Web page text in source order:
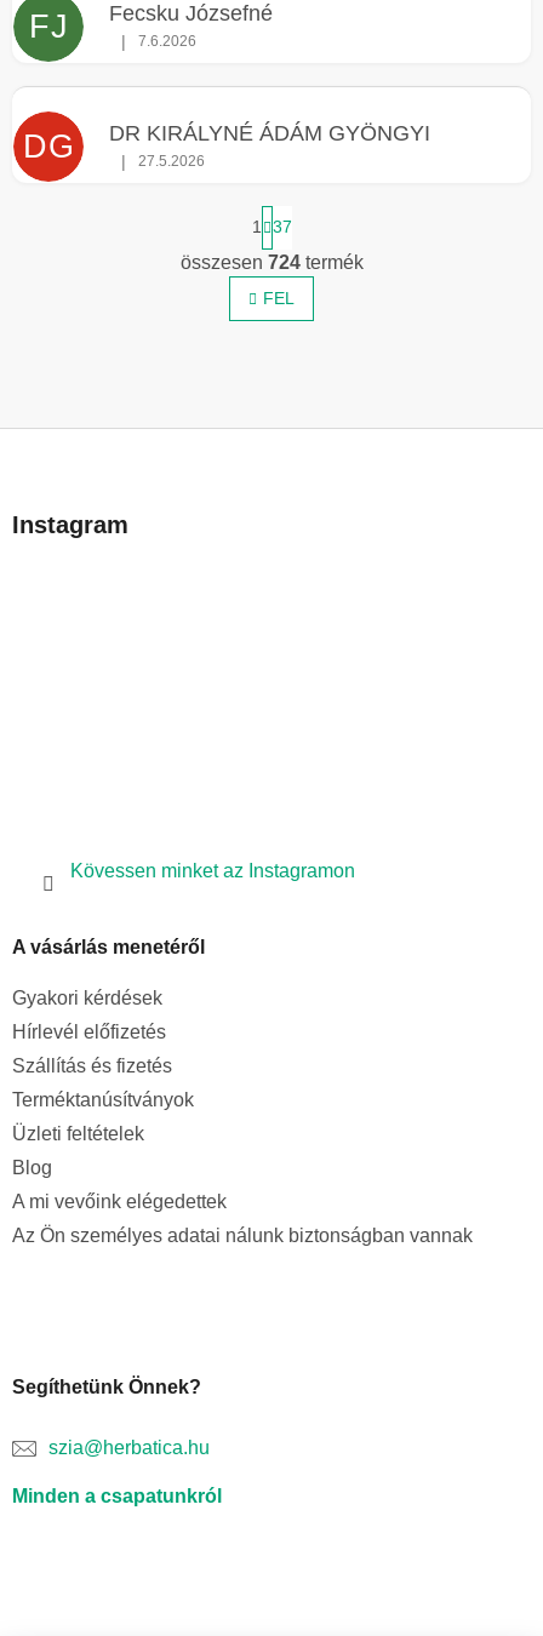
FJ Fecsku Józsefné
Az áruház értékelése 5-ből 4 csillag.
| 7.6.2026
DG DR KIRÁLYNÉ ÁDÁM GYÖNGYI
Az áruház értékelése 5-ből 5 csillag.
| 27.5.2026
L
i
s
r
a
p
o
z
á
1 37
összesen 724termék
FEL
bInstagram
Kövessen minket az Instagramon
A vásárlás menetéről
Gyakori kérdések
Hírlevél előfizetés
Szállítás és fizetés
Terméktanúsítványok
Üzleti feltételek
Blog
A mi vevőink elégedettek
Az Ön személyes adatai nálunk biztonságban vannak
Segíthetünk Önnek?
szia@herbatica.hu
Minden a csapatunkról